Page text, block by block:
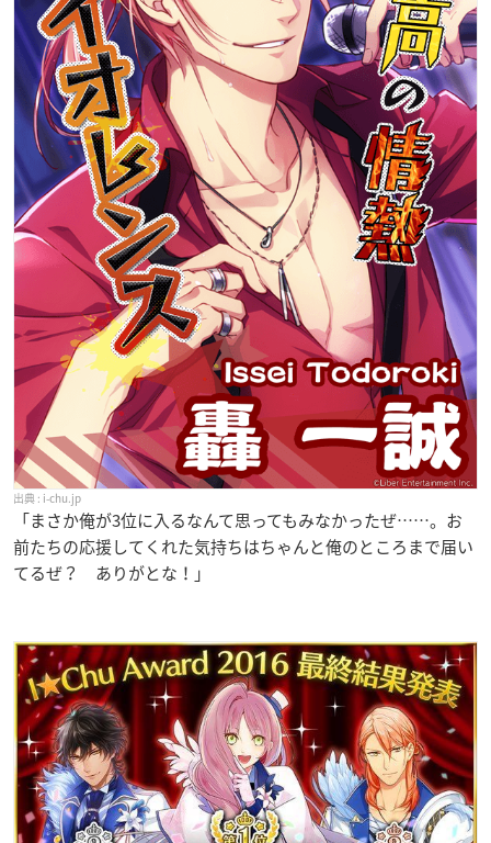
i-chu.jp
「まさか俺が3位に入るなんて思ってもみなかったぜ……。お
前たちの応援してくれた気持ちはちゃんと俺のところまで届い
てるぜ？ ありがとな！」